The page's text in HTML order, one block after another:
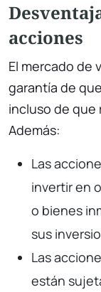
acciones
El mercado de
garantía de
incluso de que
Además:
Las
invertir en
o bienes
sus
Las
están